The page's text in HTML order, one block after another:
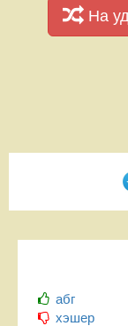
На
абг
хэшер